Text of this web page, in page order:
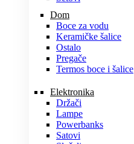
Dom
Boce za vodu
Keramičke šalice
Ostalo
Pregače
Termos boce i šalice
Elektronika
Držači
Lampe
Powerbanks
Satovi